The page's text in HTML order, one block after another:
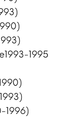
1995
1996)